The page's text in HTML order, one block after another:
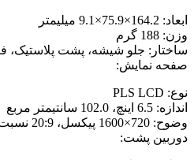
ابعاد: 164.2×75.9×9.1 میلیمتر
وزن: 188 گرم
ساختار: جلو شیشه، پشت پلاستیک،
صفحه نمایش:
نوع: PLS LCD
اندازه: 6.5 اینچ، 102.0 سانتیمتر مربع
وضوح: 720×1600 پیکسل، 20:9 نسبت (~270 ppi تراکم) [2]
دوربین پشت: